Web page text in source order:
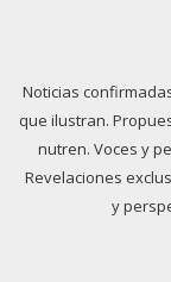
Noticias
que ilustran.
nutren. Voces y
Revelaciones
y